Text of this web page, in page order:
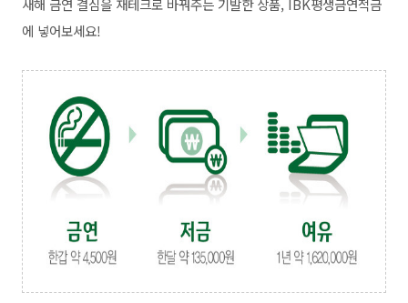
새해 금연 결심을 재테크로 바꿔주는 기발한 상품, IBK평생금연적금
에 넣어보세요!